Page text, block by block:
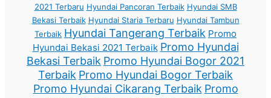
2021 Terbaru Hyundai Pancoran Terbaik Hyundai SMB
Bekasi Terbaik Hyundai Staria Terbaru Hyundai Tambun
Terbaik Hyundai Tangerang Terbaik Promo
Hyundai Bekasi 2021 Terbaik Promo Hyundai
Bekasi Terbaik Promo Hyundai Bogor 2021
Terbaik Promo Hyundai Bogor Terbaik
Promo Hyundai Cikarang Terbaik Promo